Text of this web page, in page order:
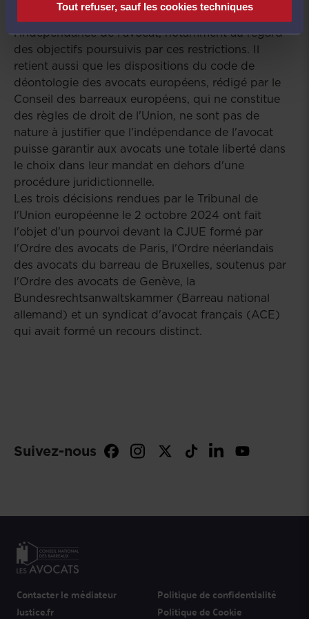
Tout refuser, sauf les cookies techniques
Enfin, le Tribunal exclut toute atteinte à
l'indépendance de l'avocat, notamment au regard
des objectifs poursuivis par ces restrictions. Il
retient aussi que les dispositions du code de
déontologie des avocats européens, rédigé par le
Conseil des barreaux européens, qui ne constitue
des règles de droit de l'Union, ne sont pas de
nature à justifier que l'indépendance de l'avocat
puisse garantir aux avocats une totale liberté dans
le choix dans leur mandat en dehors d'une
procédure juridictionnelle.
Les trois décisions rendues par le Tribunal de
l'Union européenne le 2 octobre 2024 ont fait
l'objet d'un pourvoi devant la CJUE formé par
l'Ordre des avocats de Paris, l'Ordre néerlandais
des avocats du barreau de Bruxelles, soutenus par
l'Ordre des avocats de Genève, la
Bundesrechtsanwaltskammer (Barreau national
allemand) et un syndicat d'avocat français (ACE)
qui avait formé un recours distinct.
Suivez-nous
Contacter le médiateur
Justice.fr
Politique de confidentialité
Politique de Cookie